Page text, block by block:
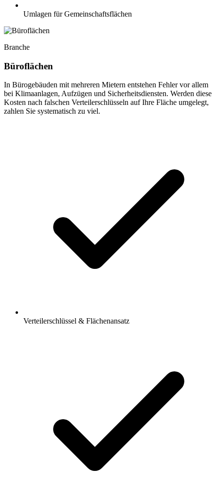
Umlagen für Gemeinschaftsflächen
Branche
Büroflächen
In Bürogebäuden mit mehreren Mietern entstehen Fehler vor allem
bei Klimaanlagen, Aufzügen und Sicherheitsdiensten. Werden diese
Kosten nach falschen Verteilerschlüsseln auf Ihre Fläche umgelegt,
zahlen Sie systematisch zu viel.
Verteilerschlüssel & Flächenansatz